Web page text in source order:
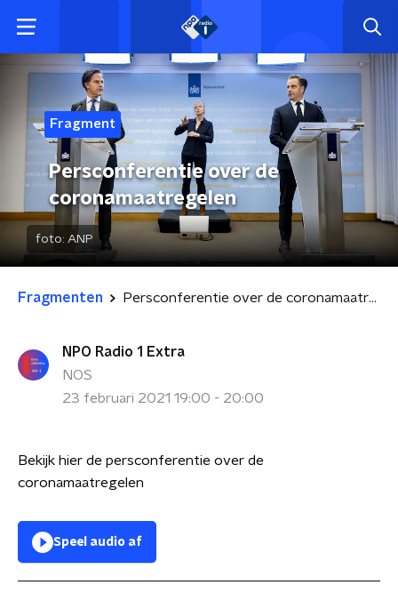
Fragment
Persconferentie over de
coronamaatregelen
foto: ANP
Fragmenten Persconferentie over de coronamaatregelen
NPO Radio 1 Extra
NOS
23 februari 2021 19:00 - 20:00
Bekijk hier de persconferentie over de
coronamaatregelen
Speel audio af